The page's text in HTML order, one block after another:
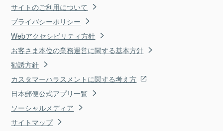
サイトのご利用について
プライバシーポリシー
Webアクセシビリティ方針
お客さま本位の業務運営に関する基本方針
勧誘方針
カスタマーハラスメントに関する考え方
日本郵便公式アプリ一覧
ソーシャルメディア
サイトマップ